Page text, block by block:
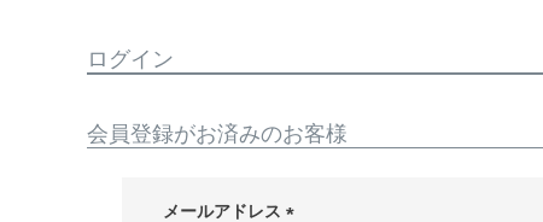
ログイン
会員登録がお済みのお客様
メールアドレス